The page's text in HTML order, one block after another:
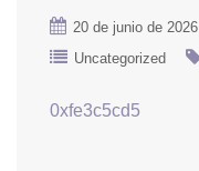
20 de junio de 2026
Uncategorized
0xfe3c5cd5